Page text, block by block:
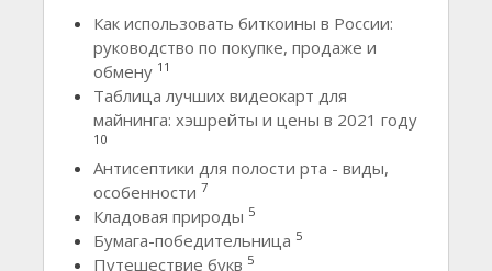
Как использовать биткоины в России:
руководство по покупке, продаже и
обмену 11
Таблица лучших видеокарт для
майнинга: хэшрейты и цены в 2021 году
10
Антисептики для полости рта - виды,
особенности 7
Кладовая природы 5
Бумага-победительница 5
Путешествие букв 5